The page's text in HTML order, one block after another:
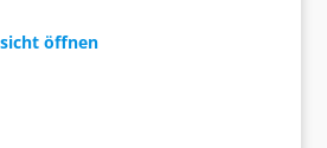
öffnen